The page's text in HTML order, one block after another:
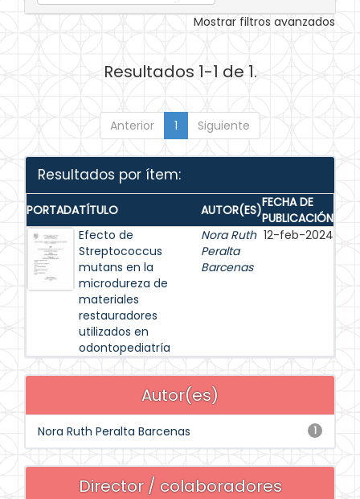
Mostrar filtros avanzados
Resultados 1-1 de 1.
Anterior 1 Siguiente
Resultados por ítem:
PORTADATÍTULO AUTOR(ES)FECHA DE
PUBLICACIÓN
Efecto de
Streptococcus
mutans en la
microdureza de
materiales
restauradores
utilizados en
odontopediatría
Nora Ruth
Peralta
Barcenas
12-feb-2024
Autor(es)
1
Nora Ruth Peralta Barcenas
Director / colaboradores